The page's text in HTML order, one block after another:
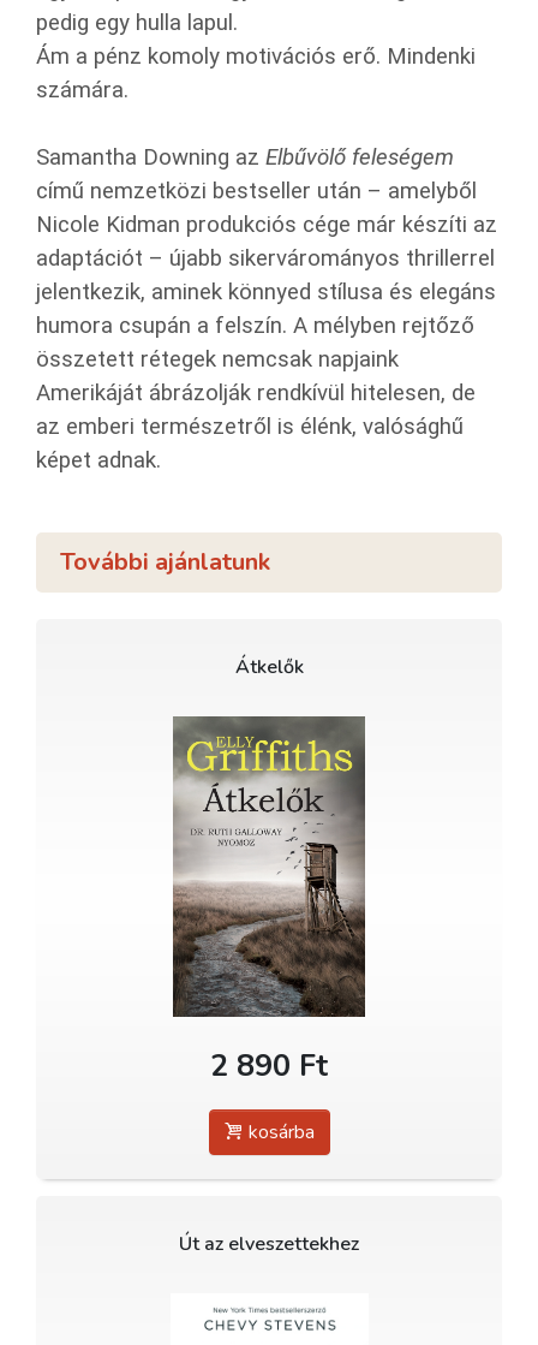
pedig egy hulla lapul.
Ám a pénz komoly motivációs erő. Mindenki
számára.
Samantha Downing az Elbűvölő feleségem
című nemzetközi bestseller után – amelyből
Nicole Kidman produkciós cége már készíti az
adaptációt – újabb sikervárományos thrillerrel
jelentkezik, aminek könnyed stílusa és elegáns
humora csupán a felszín. A mélyben rejtőző
összetett rétegek nemcsak napjaink
Amerikáját ábrázolják rendkívül hitelesen, de
az emberi természetről is élénk, valósághű
képet adnak.
További ajánlatunk
Átkelők
2 890 Ft
kosárba
Út az elveszettekhez